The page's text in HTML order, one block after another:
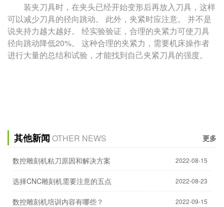
装夹刀具时，在夹头已经开始变形后再放入刀具，这样
可以减少刀具的径向跳动。 此外，夹紧时应注意。 并不是
说夹持力越大越好。 经实验验证，合理的夹紧力可使刀具
径向跳动降低20%。 这种合理的夹紧力，需要机床操作者
进行大量的总结和试验，才能找到自己夹紧刀具的强度。
其他新闻 OTHER NEWS 更多
2022-08-15
数控雕刻机粘刀原因和解决方案
2022-08-23
选择CNC雕刻机需要注意的五点
2022-09-15
数控雕刻机培训内容有哪些？